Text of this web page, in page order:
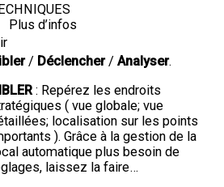
Plus d’infos
/ Déclencher/ Analyser.
: Repérez les endroits
( vue globale; vue
localisation sur les points
). Grâce à la gestion de la
automatique plus besoin de
laissez la faire…